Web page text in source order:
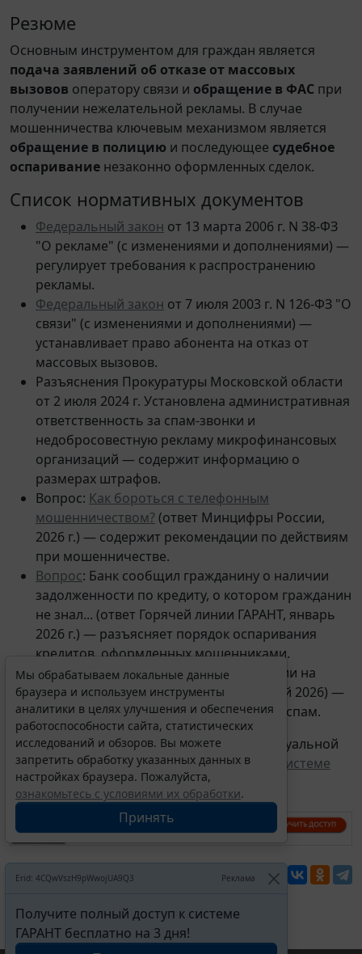
Резюме
Основным инструментом для граждан является
подача заявлений об отказе от массовых
вызовов оператору связи и обращение в ФАС при
получении нежелательной рекламы. В случае
мошенничества ключевым механизмом является
обращение в полицию и последующее судебное
оспаривание незаконно оформленных сделок.
Список нормативных документов
Федеральный закон от 13 марта 2006 г. N 38-ФЗ
"О рекламе" (с изменениями и дополнениями) —
регулирует требования к распространению
рекламы.
Федеральный закон от 7 июля 2003 г. N 126-ФЗ "О
связи" (с изменениями и дополнениями) —
устанавливает право абонента на отказ от
массовых вызовов.
Разъяснения Прокуратуры Московской области
от 2 июля 2024 г. Установлена административная
ответственность за спам-звонки и
недобросовестную рекламу микрофинансовых
организаций — содержит информацию о
размерах штрафов.
Вопрос: Как бороться с телефонным
мошенничеством? (ответ Минцифры России,
2026 г.) — содержит рекомендации по действиям
при мошенничестве.
Вопрос: Банк сообщил гражданину о наличии
задолженности по кредиту, о котором гражданин
не знал... (ответ Горячей линии ГАРАНТ, январь
2026 г.) — разъясняет порядок оспаривания
кредитов, оформленных мошенниками.
Примерная форма жалобы в ФАС
России на
спам-рекламу в виде звонков и смс (май 2026) —
содержит алгоритм подачи жалобы на спам.
Для получения более точной, полной и актуальной
информации рекомендуем обращаться к
Системе
ГАРАНТ.
Перепечатка
Мы обрабатываем локальные данные
браузера и используем инструменты
аналитики в целях улучшения и обеспечения
работоспособности сайта, статистических
исследований и обзоров. Вы можете
запретить обработку указанных данных в
настройках браузера. Пожалуйста,
ознакомьтесь с условиями их обработки.
Принять
Erid: 4CQwVszH9pWwojUA9Q3 Реклама
Получите полный доступ к системе
ГАРАНТ бесплатно на 3 дня!